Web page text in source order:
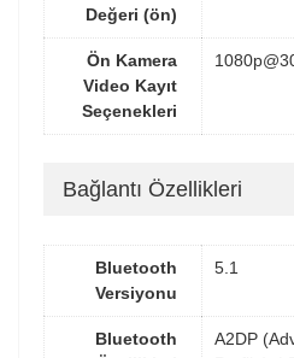
Değeri (ön)
Ön Kamera
Video Kayıt
Seçenekleri
Bağlantı Özellikleri
Bluetooth
Versiyonu
5.1
Bluetooth
A2DP